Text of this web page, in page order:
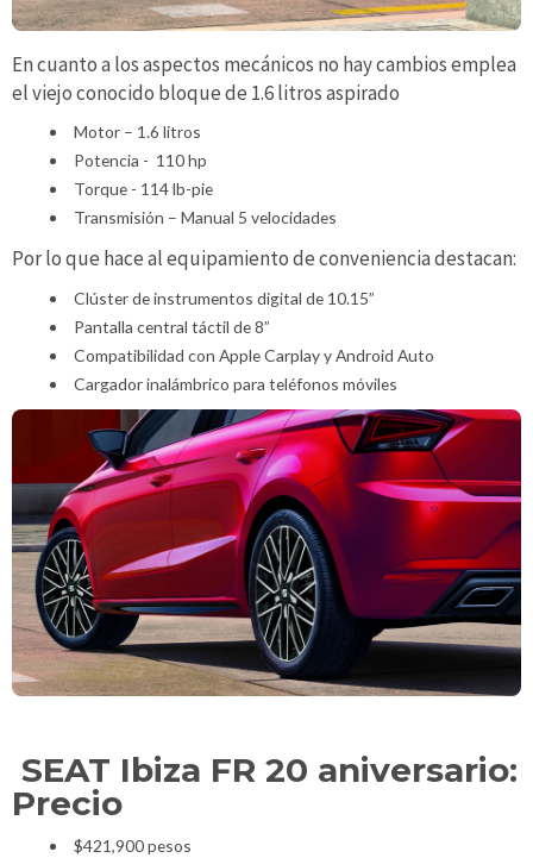
En cuanto a los aspectos mecánicos no hay cambios emplea
el viejo conocido bloque de 1.6 litros aspirado
Motor – 1.6 litros
Potencia - 110 hp
Torque - 114 lb-pie
Transmisión – Manual 5 velocidades
Por lo que hace al equipamiento de conveniencia destacan:
Clúster de instrumentos digital de 10.15”
Pantalla central táctil de 8”
Compatibilidad con Apple Carplay y Android Auto
Cargador inalámbrico para teléfonos móviles
SEAT Ibiza FR 20 aniversario:
Precio
$421,900 pesos